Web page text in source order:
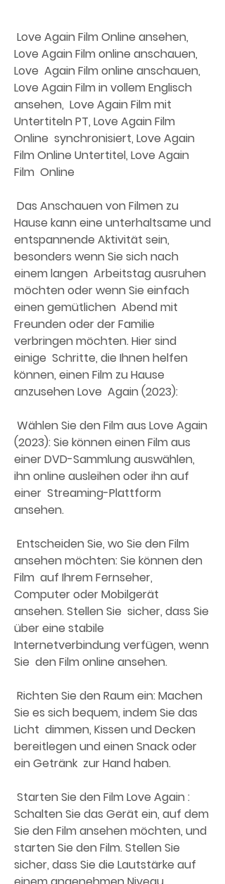
Love Again Film online anschauen,
Love  Again Film online anschauen,
Love Again Film in vollem Englisch
ansehen,  Love Again Film mit
Untertiteln PT, Love Again Film
Online  synchronisiert, Love Again
Film Online Untertitel, Love Again
Film  Online
Hause kann eine unterhaltsame und
entspannende Aktivität sein,
besonders wenn Sie sich nach
einem langen  Arbeitstag ausruhen
möchten oder wenn Sie einfach
einen gemütlichen  Abend mit
Freunden oder der Familie
verbringen möchten. Hier sind
einige  Schritte, die Ihnen helfen
können, einen Film zu Hause
anzusehen Love  Again (2023):
(2023): Sie können einen Film aus
einer DVD-Sammlung auswählen,
ihn online ausleihen oder ihn auf
einer  Streaming-Plattform
ansehen.
ansehen möchten: Sie können den
Film  auf Ihrem Fernseher,
Computer oder Mobilgerät
ansehen. Stellen Sie  sicher, dass Sie
über eine stabile
Internetverbindung verfügen, wenn
Sie  den Film online ansehen.
Sie es sich bequem, indem Sie das
Licht  dimmen, Kissen und Decken
bereitlegen und einen Snack oder
ein Getränk  zur Hand haben.
Schalten Sie das Gerät ein, auf dem
Sie den Film ansehen möchten, und
starten Sie den Film. Stellen Sie
sicher, dass Sie die Lautstärke auf